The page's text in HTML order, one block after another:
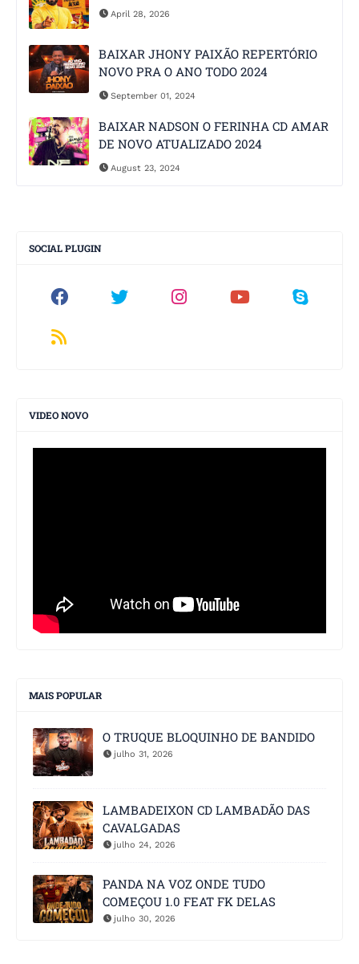
April 28, 2026
BAIXAR JHONY PAIXÃO REPERTÓRIO
NOVO PRA O ANO TODO 2024
September 01, 2024
BAIXAR NADSON O FERINHA CD AMAR
DE NOVO ATUALIZADO 2024
August 23, 2024
SOCIAL PLUGIN
VIDEO NOVO
MAIS POPULAR
O TRUQUE BLOQUINHO DE BANDIDO
julho 31, 2026
LAMBADEIXON CD LAMBADÃO DAS
CAVALGADAS
julho 24, 2026
PANDA NA VOZ ONDE TUDO
COMEÇOU 1.0 FEAT FK DELAS
julho 30, 2026